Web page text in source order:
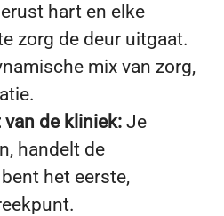
hart en elke
zorg de deur uitgaat.
mix van zorg,
de kliniek: Je
handelt de
het eerste,